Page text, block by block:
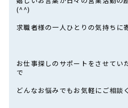
(^^)
求職者様の一人ひとりの気持ちに
お仕事探しのサポートをさせてい
で
どんなお悩みでもお気軽にご相談